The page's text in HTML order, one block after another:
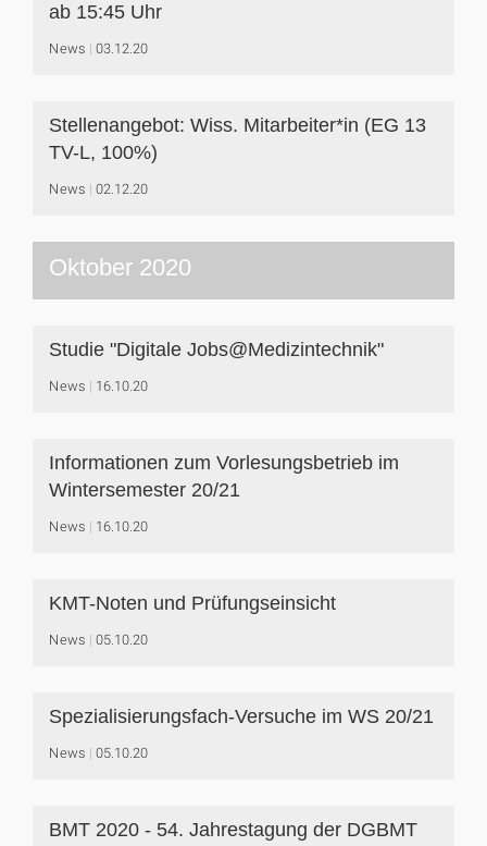
ab 15:45 Uhr
News 03.12.20
Stellenangebot: Wiss. Mitarbeiter*in (EG 13
TV-L, 100%)
News 02.12.20
Oktober 2020
Studie "Digitale Jobs@Medizintechnik"
News 16.10.20
Informationen zum Vorlesungsbetrieb im
Wintersemester 20/21
News 16.10.20
KMT-Noten und Prüfungseinsicht
News 05.10.20
Spezialisierungsfach-Versuche im WS 20/21
News 05.10.20
BMT 2020 - 54. Jahrestagung der DGBMT